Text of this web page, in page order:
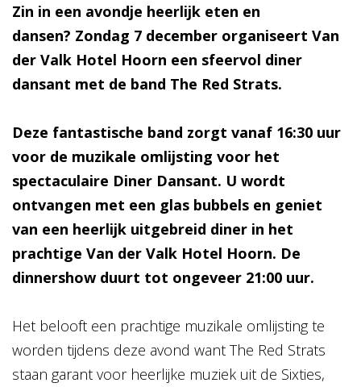
Zin in een avondje heerlijk eten en
dansen? Zondag 7 december organiseert Van
der Valk Hotel Hoorn een sfeervol diner
dansant met de band The Red Strats.
Deze fantastische band zorgt vanaf 16:30 uur
voor de muzikale omlijsting voor het
spectaculaire Diner Dansant. U wordt
ontvangen met een glas bubbels en geniet
van een heerlijk uitgebreid diner in het
prachtige Van der Valk Hotel Hoorn. De
dinnershow duurt tot ongeveer 21:00 uur.
Het belooft een prachtige muzikale omlijsting te
worden tijdens deze avond want The Red Strats
staan garant voor heerlijke muziek uit de Sixties,